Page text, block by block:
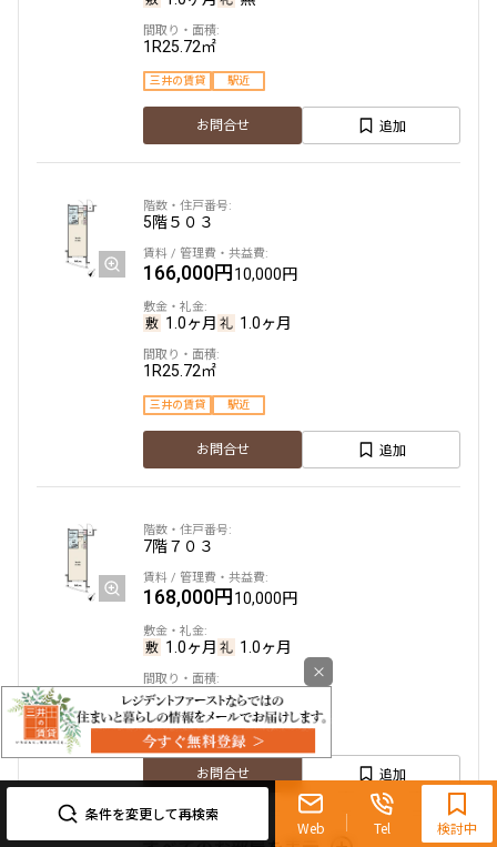
条件を変更して再検索
Web Tel
0120-321-719
9:30~18:00（水曜定休）
検討中
1R25.72㎡
三井の賃貸 駅近
お問合せ 追加
5階５０３
166,000円10,000円
1.0ヶ月 1.0ヶ月
1R25.72㎡
三井の賃貸 駅近
お問合せ 追加
7階７０３
168,000円10,000円
1.0ヶ月 1.0ヶ月
1R25.72㎡
三井の賃貸 駅近
お問合せ 追加
×